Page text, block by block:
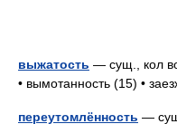
выжатость — сущ., кол
• вымотанность (15) •
переутомлённость —